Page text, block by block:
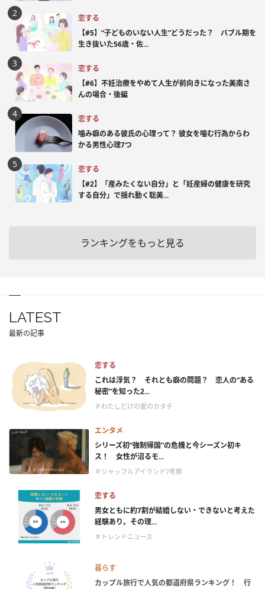
恋する
【#5】“子どものいない人生”どうだった？ バブル期を
生き抜いた56歳・佐...
恋する
【#6】不妊治療をやめて人生が前向きになった美南さ
んの場合・後編
恋する
噛み癖のある彼氏の心理って？ 彼女を噛む行為からわ
かる男性心理7つ
恋する
【#2】「産みたくない自分」と「妊産婦の健康を研究
する自分」で揺れ動く聡美...
ランキングをもっと見る
LATEST
最新の記事
恋する
これは浮気？ それとも癖の問題？ 恋人の“ある
秘密”を知った2...
＃わたしだけの愛のカタチ
エンタメ
シリーズ初“強制帰国”の危機と今シーズン初キ
ス！ 女性が沼るモ...
＃シャッフルアイランド7考察
恋する
男女ともに約7割が結婚しない・できないと考えた
経験あり。その理...
＃トレンドニュース
暮らす
カップル旅行で人気の都道府県ランキング！ 行